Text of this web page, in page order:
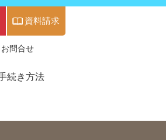
資料請求
お問合せ
続き方法